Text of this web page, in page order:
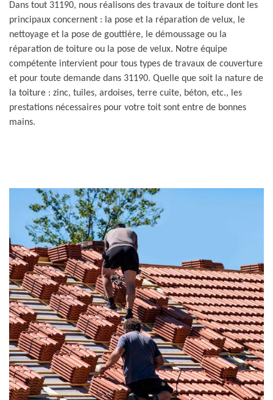
Dans tout 31190, nous réalisons des travaux de toiture dont les
principaux concernent : la pose et la réparation de velux, le
nettoyage et la pose de gouttière, le démoussage ou la
réparation de toiture ou la pose de velux. Notre équipe
compétente intervient pour tous types de travaux de couverture
et pour toute demande dans 31190. Quelle que soit la nature de
la toiture : zinc, tuiles, ardoises, terre cuite, béton, etc., les
prestations nécessaires pour votre toit sont entre de bonnes
mains.